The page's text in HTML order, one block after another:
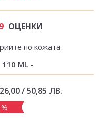
ОЦЕНКИ
по кожата
110 ML
/ 50,85 ЛВ.